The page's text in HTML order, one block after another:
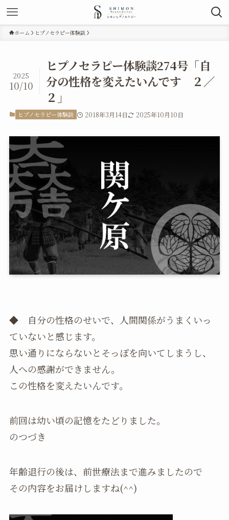
ホーム ヒプノセラピー体験談
ヒプノセラピー体験談274号「自
分の性格を変えたいんです ２／
２」
2025
10/10
ヒプノセラピー体験談 2018年3月14日 2025年10月10日
◆ 自分の性格のせいで、人間関係がうまくいっ
ていないと感じます。
思い通りにならないとそっぽを向いてしまうし、
人への感謝ができません。
この性格を変えたいんです。
前回は幼い頃の記憶をたどりました。
のつづき
年齢退行の後は、前世療法まで進みましたので
その内容をお届けしますね(^^)